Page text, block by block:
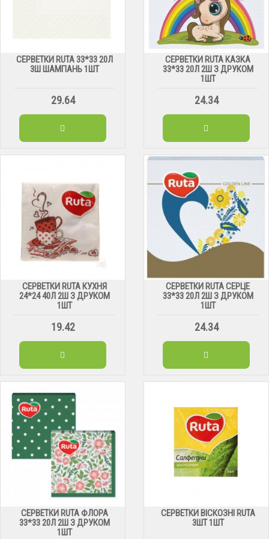
СЕРВЕТКИ RUTA 33*33 20Л
3Ш ШАМПАНЬ 1ШТ
29.64
СЕРВЕТКИ RUTA КАЗКА
33*33 20Л 2Ш З ДРУКОМ
1ШТ
24.34
СЕРВЕТКИ RUTA КУХНЯ
24*24 40Л 2Ш З ДРУКОМ
1ШТ
19.42
СЕРВЕТКИ RUTA СЕРЦЕ
33*33 20Л 2Ш З ДРУКОМ
1ШТ
24.34
СЕРВЕТКИ RUTA ФЛОРА
33*33 20Л 2Ш З ДРУКОМ
1ШТ
СЕРВЕТКИ ВІСКОЗНІ RUTA
3ШТ 1ШТ